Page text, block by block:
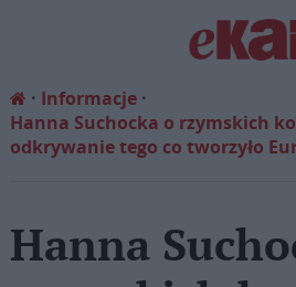
Informacje
Hanna Suchocka o rzymskich
odkrywanie tego co tworzyło
Hanna